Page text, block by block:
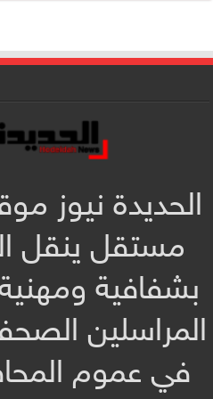
الحديدة نيوز
مستقل ينقل
بشفافية
المراسلين
في عموم